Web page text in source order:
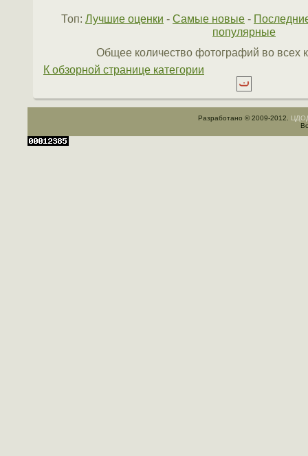
Топ: Лучшие оценки - Самые новые -
популярные
Общее количество фотографий во всех
К обзорной странице категории
Разработано © 2009-2012.